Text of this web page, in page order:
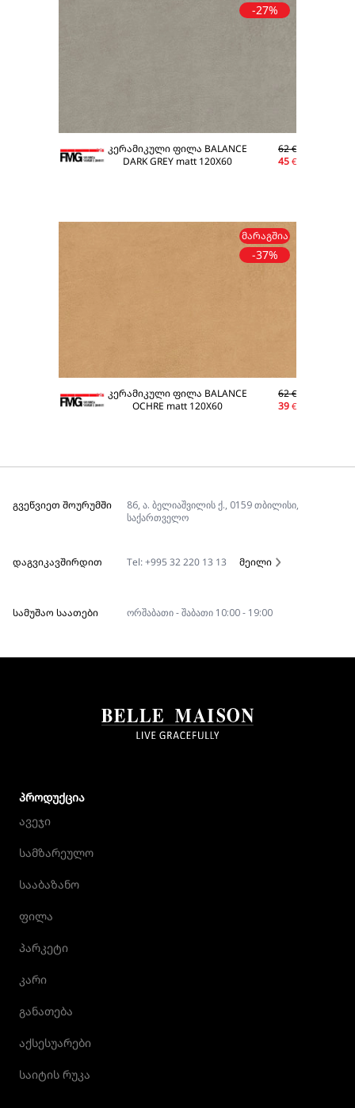
-27%
კერამიკული ფილა BALANCE
DARK GREY matt 120X60
62€
45 €
ᲛᲐᲠᲐᲒᲨᲘᲐ
-37%
კერამიკული ფილა BALANCE
OCHRE matt 120X60
62€
39 €
ᲒᲕᲔᲬᲕᲘᲔᲗ ᲨᲝᲣᲠᲣᲛᲨᲘ
86, ა. ბელიაშვილის ქ., 0159 თბილისი,
საქართველო
ᲓᲐᲒᲕᲘᲙᲐᲕᲨᲘᲠᲓᲘᲗ Tel: +995 32 220 13 13 მეილი
ᲡᲐᲛᲣᲨᲐᲝ ᲡᲐᲐᲗᲔᲑᲘ ორშაბათი - შაბათი 10:00 - 19:00
ᲞᲠᲝᲓᲣᲥᲪᲘᲐ
ავეჯი
სამზარეულო
სააბაზანო
ფილა
პარკეტი
კარი
განათება
აქსესუარები
საიტის რუკა